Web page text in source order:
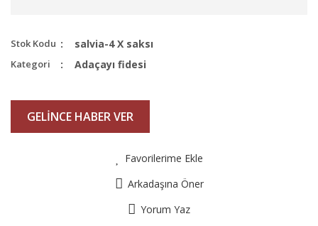
Stok Kodu salvia-4 X saksı
Kategori Adaçayı fidesi
GELİNCE HABER VER
Favorilerime Ekle
Arkadaşına Öner
Yorum Yaz